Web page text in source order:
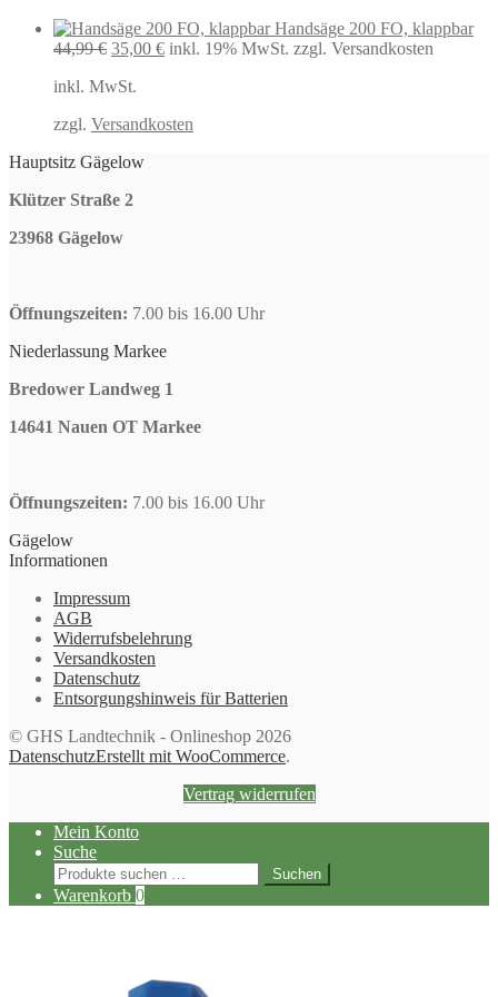
Handsäge 200 FO, klappbar
44,99€ Ursprünglicher
war:
35,00 €Aktueller
inkl. 19% MwSt. zzgl. Versandkosten
inkl. MwSt.
zzgl. Versandkosten
Hauptsitz Gägelow
Klützer Straße 2
23968 Gägelow
Öffnungszeiten: 7.00 bis 16.00 Uhr
Niederlassung Markee
Bredower Landweg 1
14641 Nauen OT Markee
Öffnungszeiten: 7.00 bis 16.00 Uhr
Gägelow
Informationen
Impressum
AGB
Widerrufsbelehrung
Versandkosten
Datenschutz
Entsorgungshinweis für Batterien
© GHS Landtechnik - Onlineshop 2026
DatenschutzErstellt mit WooCommerce.
Vertrag widerrufen
Mein Konto
Suche
Suchen
nach:
Suchen
Warenkorb 0